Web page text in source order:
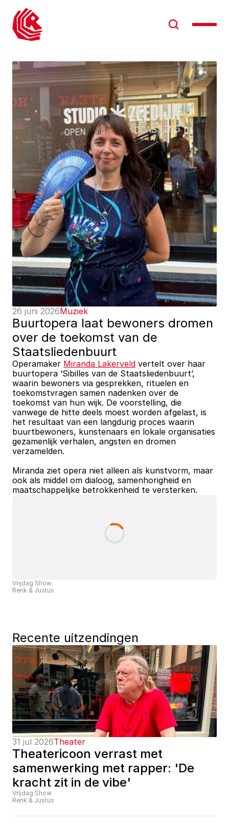
26 juni 2026Muziek
Buurtopera laat bewoners dromen
over de toekomst van de
Staatsliedenbuurt
Operamaker Miranda Lakerveld vertelt over haar
buurtopera ‘Sibilles van de Staatsliedenbuurt’,
waarin bewoners via gesprekken, rituelen en
toekomstvragen samen nadenken over de
toekomst van hun wijk. De voorstelling, die
vanwege de hitte deels moest worden afgelast, is
het resultaat van een langdurig proces waarin
buurtbewoners, kunstenaars en lokale organisaties
gezamenlijk verhalen, angsten en dromen
verzamelden.
Miranda ziet opera niet alleen als kunstvorm, maar
ook als middel om dialoog, samenhorigheid en
maatschappelijke betrokkenheid te versterken.
Vrijdag Show
Renk & Justus
Recente uitzendingen
31 jul 2026Theater
Theatericoon verrast met
samenwerking met rapper: 'De
kracht zit in de vibe'
Vrijdag Show
Renk & Justus